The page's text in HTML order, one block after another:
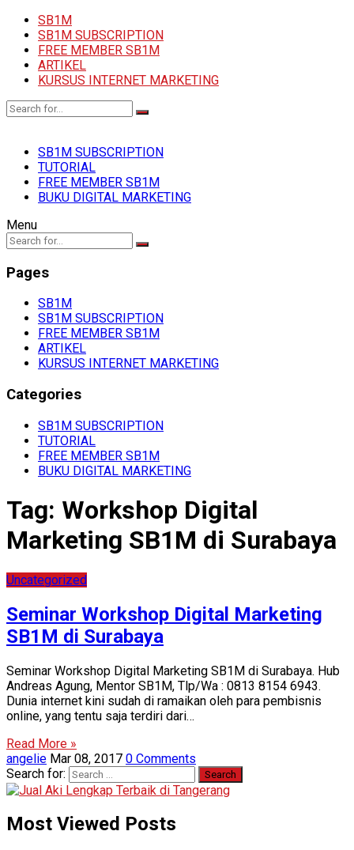
SB1M
SB1M SUBSCRIPTION
FREE MEMBER SB1M
ARTIKEL
KURSUS INTERNET MARKETING
SB1M SUBSCRIPTION
TUTORIAL
FREE MEMBER SB1M
BUKU DIGITAL MARKETING
Menu
Pages
SB1M
SB1M SUBSCRIPTION
FREE MEMBER SB1M
ARTIKEL
KURSUS INTERNET MARKETING
Categories
SB1M SUBSCRIPTION
TUTORIAL
FREE MEMBER SB1M
BUKU DIGITAL MARKETING
Tag: Workshop Digital
Marketing SB1M di Surabaya
Uncategorized
Seminar Workshop Digital Marketing
SB1M di Surabaya
Seminar Workshop Digital Marketing SB1M di Surabaya. Hub
Andreas Agung, Mentor SB1M, Tlp/Wa : 0813 8154 6943.
Dunia internet kini sudah di ramaikan oleh para pembisnis
online, yang tentu saja terdiri dari…
Read More »
angelie Mar 08, 2017 0 Comments
Search for:
Most Viewed Posts